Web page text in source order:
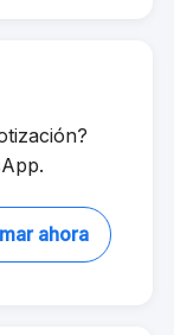
ahora